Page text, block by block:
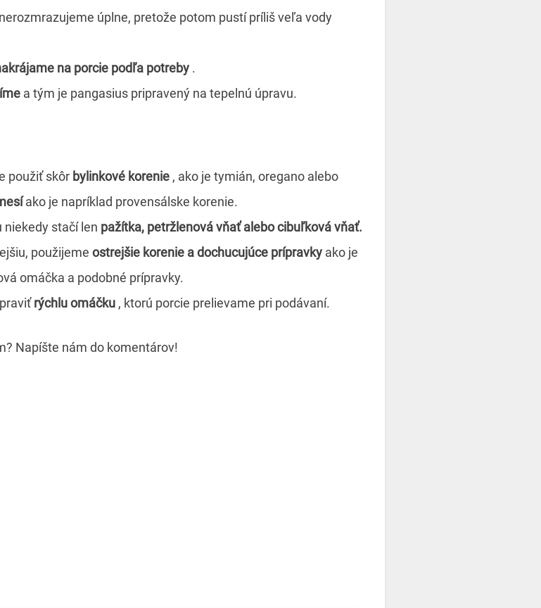
úplne, pretože potom pustí príliš veľa vody
na porcie podľa potreby .
a tým je pangasius pripravený na tepelnú úpravu.
použiť skôr bylinkové korenie , ako je tymián, oregano alebo
ako je napríklad provensálske korenie.
niekedy stačí len pažítka, petržlenová vňať alebo cibuľková vňať.
použijeme ostrejšie korenie a dochucujúce prípravky ako je
omáčka a podobné prípravky.
rýchlu omáčku , ktorú porcie prelievame pri podávaní.
Napíšte nám do komentárov!